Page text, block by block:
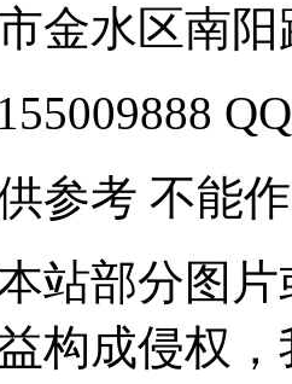
金水区南阳
参考 不能
站部分图
构成侵权